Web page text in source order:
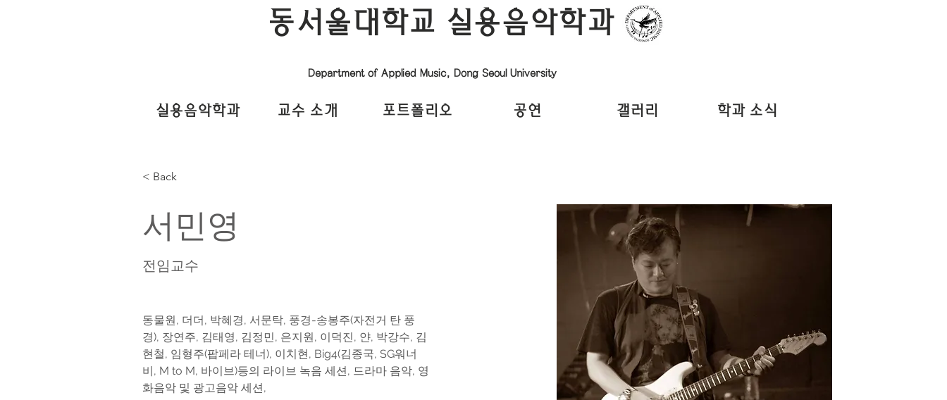
동서울대학교 실용음악학과
Department of Applied Music, Dong Seoul University
실용음악학과 교수 소개 포트폴리오 공연 갤러리 학과 소식
< Back
서민영
전임교수
동물원, 더더, 박혜경, 서문탁, 풍경-송봉주(자전거 탄 풍
경), 장연주, 김태영, 김정민, 은지원, 이덕진, 얀, 박강수, 김
현철, 임형주(팝페라 테너), 이치현, Big4(김종국, SG워너
비, M to M, 바이브)등의 라이브 녹음 세션, 드라마 음악, 영
화음악 및 광고음악 세션,